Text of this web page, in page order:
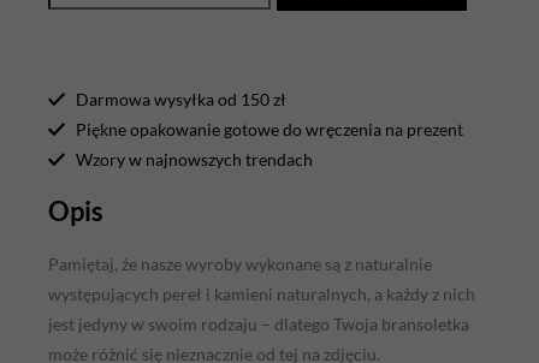
Darmowa wysyłka od 150 zł
Piękne opakowanie gotowe do wręczenia na prezent
Wzory w najnowszych trendach
Opis
Pamiętaj, że nasze wyroby wykonane są z naturalnie
występujących pereł i kamieni naturalnych, a każdy z nich
jest jedyny w swoim rodzaju – dlatego Twoja bransoletka
może różnić się nieznacznie od tej na zdjęciu.